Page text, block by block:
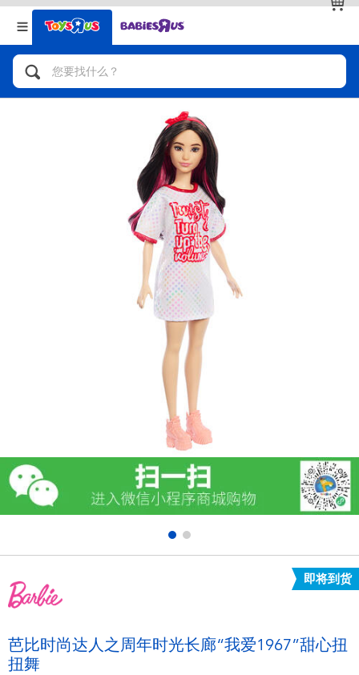
返回
分类目录
人气英雄，角色扮演，射击玩具
自行车，滑板车，骑乘车
拼砌组合及乐高LEGO
玩具车，货车，火车及遥控系列
手工艺，文具，蜡笔，泥胶，画板
娃娃，芭比，收藏公仔
益智学习玩具
户外及运动产品
模仿，化妆及造型系列
毛绒公仔玩具
返回
品牌
查看全部
即将到货
芭比时尚达人之周年时光长廊“我爱1967”甜心扭
扭舞